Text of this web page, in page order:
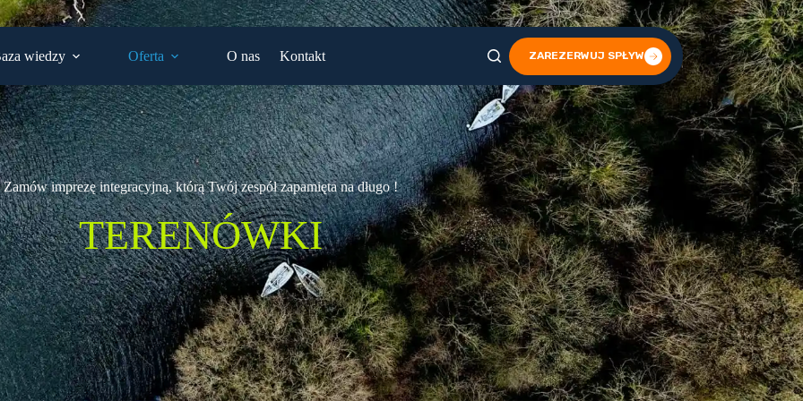
wiedzy Oferta O nas Kontakt ZAREZERWUJ SPŁYW
Zamów imprezę integracyjną, którą Twój zespół zapamięta na długo !
QUADY